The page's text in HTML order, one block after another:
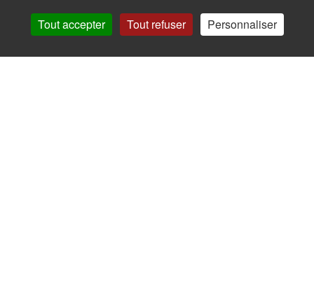
Tout accepter Tout refuser Personnaliser